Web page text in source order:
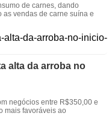
de carnes, dando
vendas de carne suína e
alta da arroba no
negócios entre R$350,00 e
mais favoráveis ao